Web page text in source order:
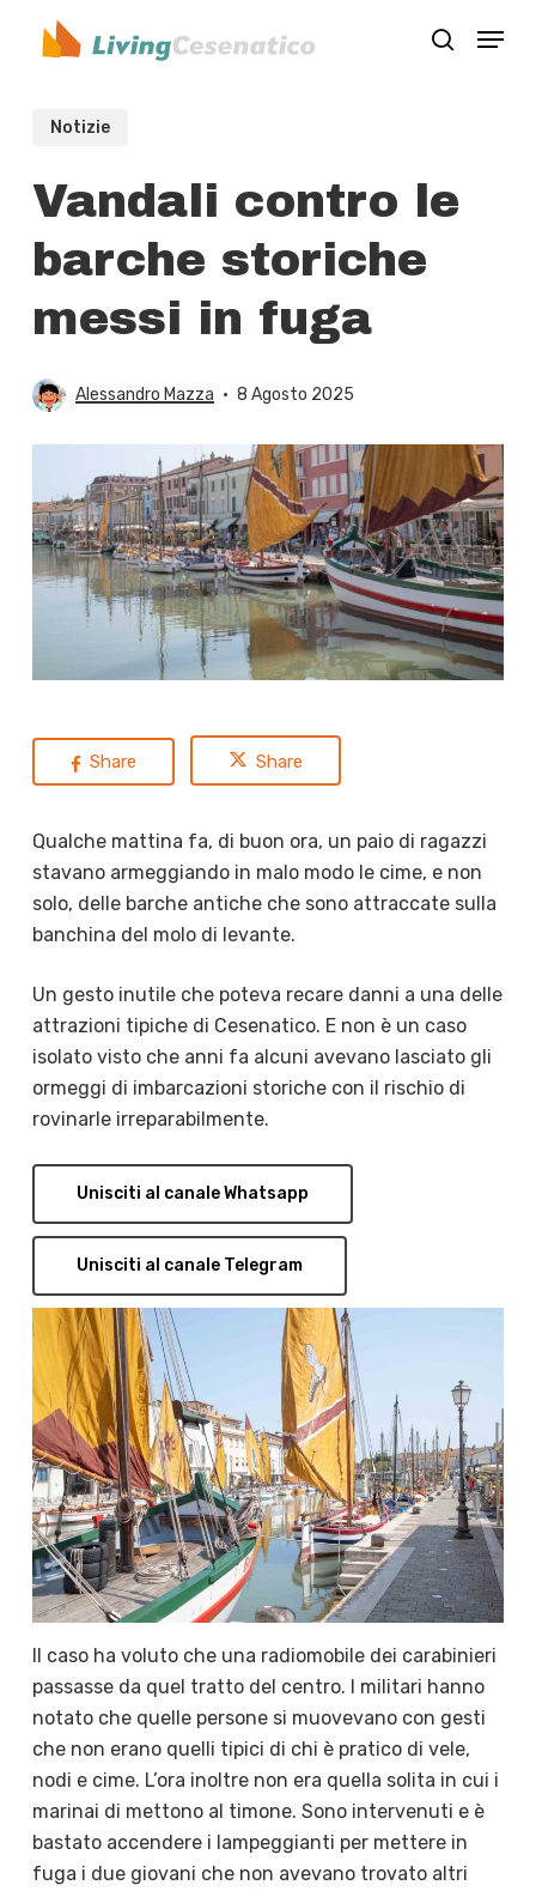
search
Menu
Notizie
Vandali contro le
barche storiche
messi in fuga
Alessandro Mazza 8 Agosto 2025
Share Share
Qualche mattina fa, di buon ora, un paio di ragazzi
stavano armeggiando in malo modo le cime, e non
solo, delle barche antiche che sono attraccate sulla
banchina del molo di levante.
Un gesto inutile che poteva recare danni a una delle
attrazioni tipiche di Cesenatico. E non è un caso
isolato visto che anni fa alcuni avevano lasciato gli
ormeggi di imbarcazioni storiche con il rischio di
rovinarle irreparabilmente.
Unisciti al canale Whatsapp
Unisciti al canale Telegram
Il caso ha voluto che una radiomobile dei carabinieri
passasse da quel tratto del centro. I militari hanno
notato che quelle persone si muovevano con gesti
che non erano quelli tipici di chi è pratico di vele,
nodi e cime. L’ora inoltre non era quella solita in cui i
marinai di mettono al timone. Sono intervenuti e è
bastato accendere i lampeggianti per mettere in
fuga i due giovani che non avevano trovato altri